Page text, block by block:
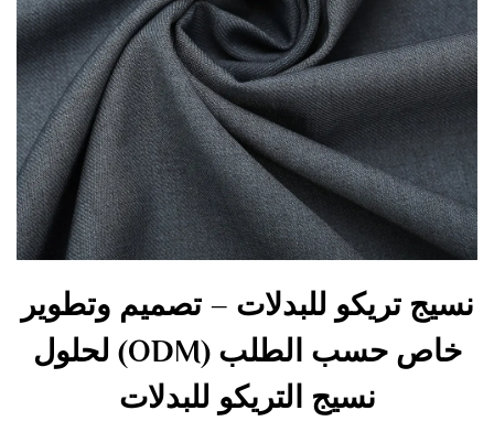
نسيج تريكو للبدلات – تصميم وتطوير
خاص حسب الطلب (ODM) لحلول
نسيج التريكو للبدلات